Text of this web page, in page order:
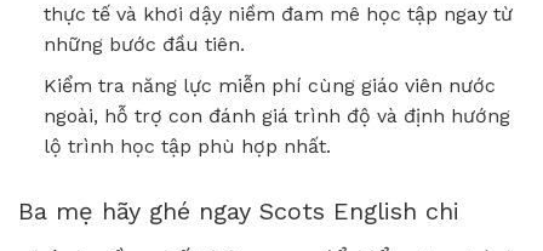
thực tế và khơi dậy niềm đam mê học tập ngay từ
những bước đầu tiên.
Kiểm tra năng lực miễn phí cùng giáo viên nước
ngoài, hỗ trợ con đánh giá trình độ và định hướng
lộ trình học tập phù hợp nhất.
Ba mẹ hãy ghé ngay Scots English chi